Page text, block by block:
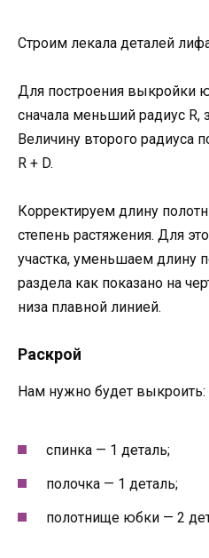
Строим лекала деталей
Для построения выкройки
сначала меньший радиус R,
Величину второго радиуса
R + D.
Корректируем длину
степень растяжения. Для
участка, уменьшаем длину
раздела как показано на
низа плавной линией.
Раскрой
Нам нужно будет выкроить:
спинка — 1 деталь;
полочка — 1 деталь;
полотнище юбки — 2